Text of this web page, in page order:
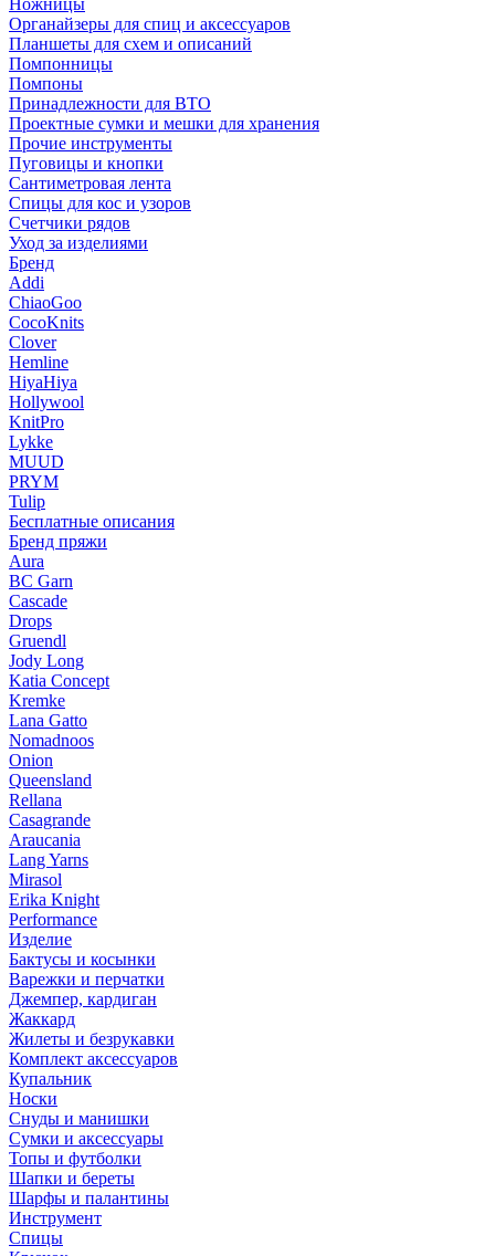
Ножницы
Органайзеры для спиц и аксессуаров
Планшеты для схем и описаний
Помпонницы
Помпоны
Принадлежности для ВТО
Проектные сумки и мешки для хранения
Прочие инструменты
Пуговицы и кнопки
Сантиметровая лента
Спицы для кос и узоров
Счетчики рядов
Уход за изделиями
Бренд
Addi
ChiaoGoo
CocoKnits
Clover
Hemline
HiyaHiya
Hollywool
KnitPro
Lykke
MUUD
PRYM
Tulip
Бесплатные описания
Бренд пряжи
Aura
BC Garn
Cascade
Drops
Gruendl
Jody Long
Katia Concept
Kremke
Lana Gatto
Nomadnoos
Onion
Queensland
Rellana
Casagrande
Araucania
Lang Yarns
Mirasol
Erika Knight
Performance
Изделие
Бактусы и косынки
Варежки и перчатки
Джемпер, кардиган
Жаккард
Жилеты и безрукавки
Комплект аксессуаров
Купальник
Носки
Снуды и манишки
Сумки и аксессуары
Топы и футболки
Шапки и береты
Шарфы и палантины
Инструмент
Спицы